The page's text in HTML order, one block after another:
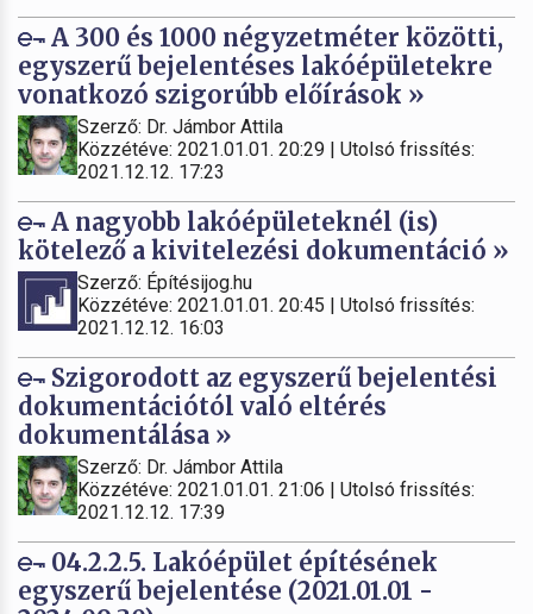
A 300 és 1000 négyzetméter közötti,
egyszerű bejelentéses lakóépületekre
vonatkozó szigorúbb előírások »
Szerző: Dr. Jámbor Attila
Közzétéve: 2021.01.01. 20:29 | Utolsó frissítés:
2021.12.12. 17:23
A nagyobb lakóépületeknél (is)
kötelező a kivitelezési dokumentáció »
Szerző: Építésijog.hu
Közzétéve: 2021.01.01. 20:45 | Utolsó frissítés:
2021.12.12. 16:03
Szigorodott az egyszerű bejelentési
dokumentációtól való eltérés
dokumentálása »
Szerző: Dr. Jámbor Attila
Közzétéve: 2021.01.01. 21:06 | Utolsó frissítés:
2021.12.12. 17:39
04.2.2.5. Lakóépület építésének
egyszerű bejelentése (2021.01.01 -